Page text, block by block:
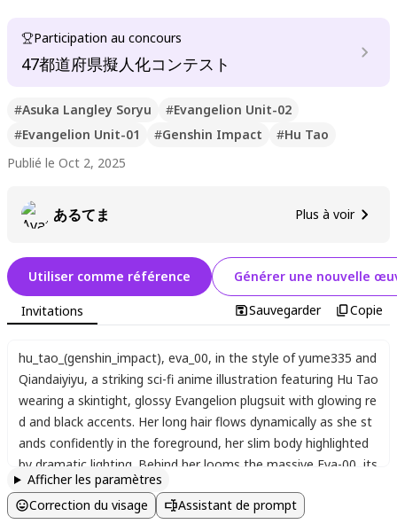
Participation au concours
47都道府県擬人化コンテスト
#Asuka Langley Soryu #Evangelion Unit-02
#Evangelion Unit-01 #Genshin Impact #Hu Tao
Publié le Oct 2, 2025
あるてま Plus à voir
Utiliser comme référence Générer une nouvelle
Invitations Sauvegarder Copie
hu_tao_(genshin_impact), eva_00, in the style of yume335 and
Qiandaiyiyu, a striking sci-fi anime illustration featuring Hu Tao
wearing a skintight, glossy Evangelion plugsuit with glowing re
d and black accents. Her long hair flows dynamically as she st
ands confidently in the foreground, her slim body highlighted
by dramatic lighting. Behind her looms the massive Eva-00 its
single glowing eye piercing through the smoky ruins of a futuri
stic city. The mecha's intricate mechanical details and the Lan
Afficher les paramètres
Correction du visage
Assistant de prompt